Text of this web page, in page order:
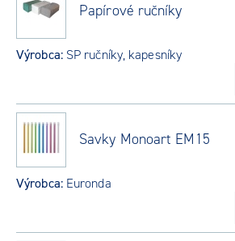
Papírové ručníky
Výrobca:SP ručníky, kapesníky
Savky Monoart EM15
Výrobca:Euronda